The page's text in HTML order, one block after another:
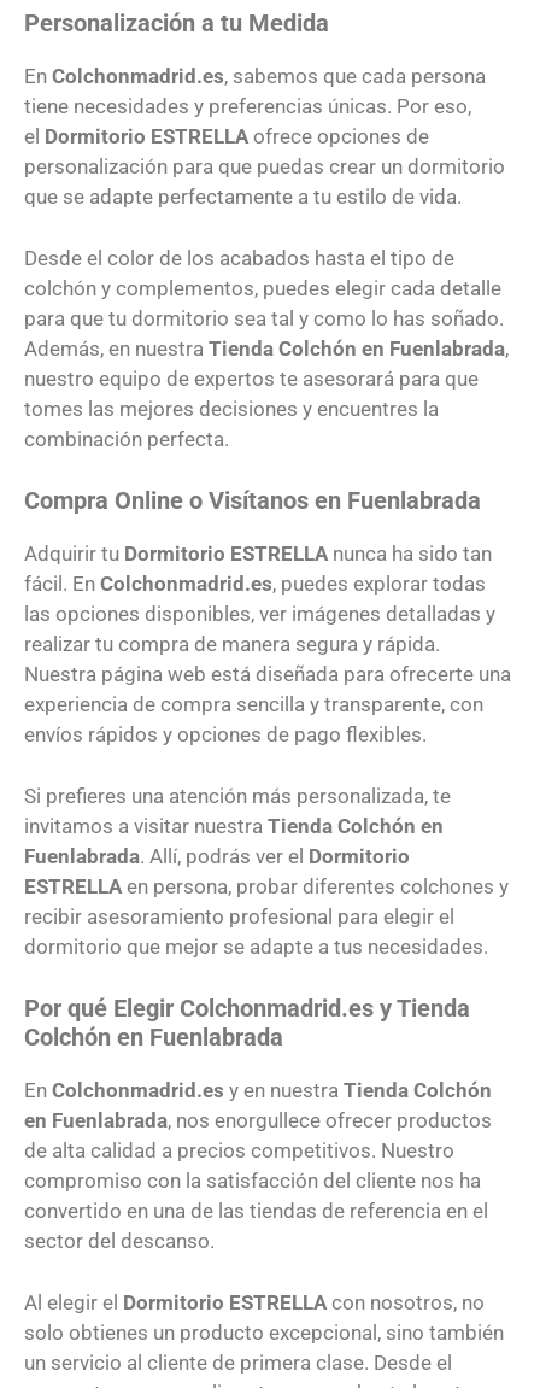
Personalización a tu Medida
En Colchonmadrid.es, sabemos que cada persona
tiene necesidades y preferencias únicas. Por eso,
el Dormitorio ESTRELLAofrece opciones de
personalización para que puedas crear un dormitorio
que se adapte perfectamente a tu estilo de vida.
Desde el color de los acabados hasta el tipo de
colchón y complementos, puedes elegir cada detalle
para que tu dormitorio sea tal y como lo has soñado.
Además, en nuestra Tienda Colchón en Fuenlabrada,
nuestro equipo de expertos te asesorará para que
tomes las mejores decisiones y encuentres la
combinación perfecta.
Compra Online o Visítanos en Fuenlabrada
Adquirir tu Dormitorio ESTRELLAnunca ha sido tan
fácil. En Colchonmadrid.es, puedes explorar todas
las opciones disponibles, ver imágenes detalladas y
realizar tu compra de manera segura y rápida.
Nuestra página web está diseñada para ofrecerte una
experiencia de compra sencilla y transparente, con
envíos rápidos y opciones de pago flexibles.
Si prefieres una atención más personalizada, te
invitamos a visitar nuestra Tienda Colchón en
Fuenlabrada. Allí, podrás ver el Dormitorio
ESTRELLA en persona, probar diferentes colchones y
recibir asesoramiento profesional para elegir el
dormitorio que mejor se adapte a tus necesidades.
Por qué Elegir Colchonmadrid.es y Tienda
Colchón en Fuenlabrada
En Colchonmadrid.es y en nuestra Tienda Colchón
en Fuenlabrada, nos enorgullece ofrecer productos
de alta calidad a precios competitivos. Nuestro
compromiso con la satisfacción del cliente nos ha
convertido en una de las tiendas de referencia en el
sector del descanso.
Al elegir el Dormitorio ESTRELLA con nosotros, no
solo obtienes un producto excepcional, sino también
un servicio al cliente de primera clase. Desde el